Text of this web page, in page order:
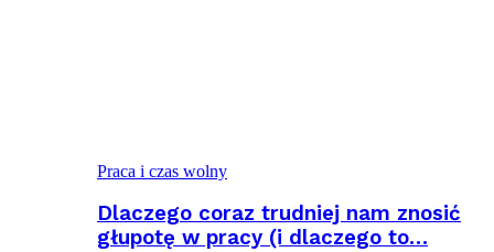
Praca i czas wolny
Dlaczego coraz trudniej nam znosić
głupotę w pracy (i dlaczego to…